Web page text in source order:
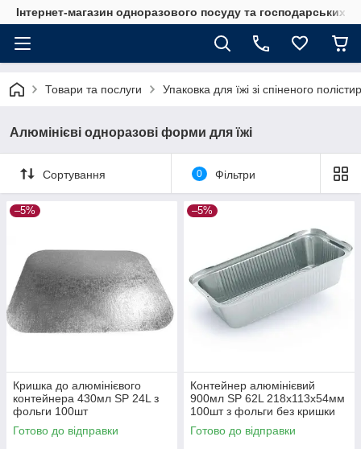
Інтернет-магазин одноразового посуду та господарських
Товари та послуги Упаковка для їжі зі спіненого
Алюмінієві одноразові форми для їжі
Сортування 0 Фільтри
–5%
Кришка до алюмінієвого
контейнера 430мл SP 24L з
фольги 100шт
Готово до відправки
–5%
Контейнер алюмінієвий
900мл SP 62L 218х113х54мм
100шт з фольги без кришки
Готово до відправки